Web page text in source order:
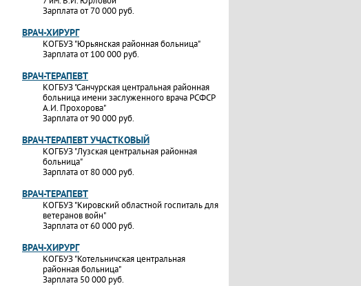
Зарплата от 70 000 руб.
ВРАЧ-ХИРУРГ
КОГБУЗ "Юрьянская районная больница"
Зарплата от 100 000 руб.
ВРАЧ-ТЕРАПЕВТ
КОГБУЗ "Санчурская центральная районная
больница имени заслуженного врача РСФСР
А.И. Прохорова"
Зарплата от 90 000 руб.
ВРАЧ-ТЕРАПЕВТ УЧАСТКОВЫЙ
КОГБУЗ "Лузская центральная районная
больница"
Зарплата от 80 000 руб.
ВРАЧ-ТЕРАПЕВТ
КОГБУЗ "Кировский областной госпиталь для
ветеранов войн"
Зарплата от 60 000 руб.
ВРАЧ-ХИРУРГ
КОГБУЗ "Котельничская центральная
районная больница"
Зарплата 50 000 руб.